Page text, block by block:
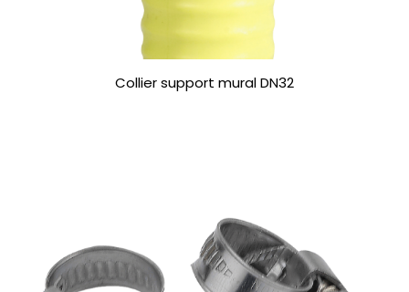
Collier support mural DN32